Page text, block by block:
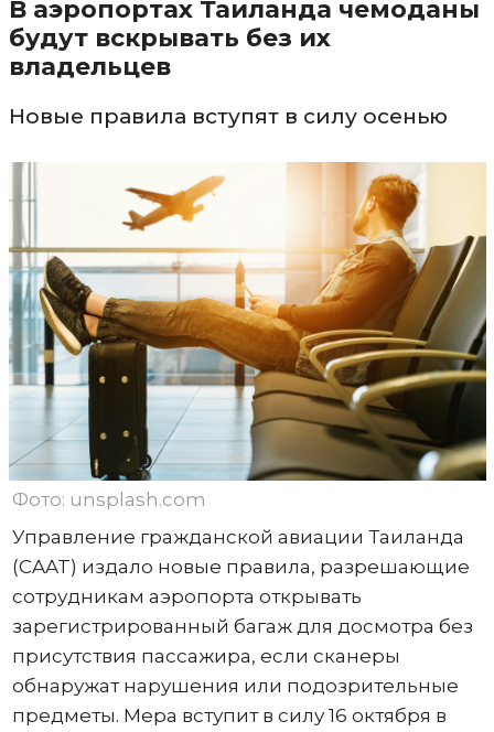
В аэропортах Таиланда чемоданы
будут вскрывать без их
владельцев
Новые правила вступят в силу осенью
Фото: unsplash.com
Управление гражданской авиации Таиланда
(CAAT) издало новые правила, разрешающие
сотрудникам аэропорта открывать
зарегистрированный багаж для досмотра без
присутствия пассажира, если сканеры
обнаружат нарушения или подозрительные
предметы. Мера вступит в силу 16 октября в